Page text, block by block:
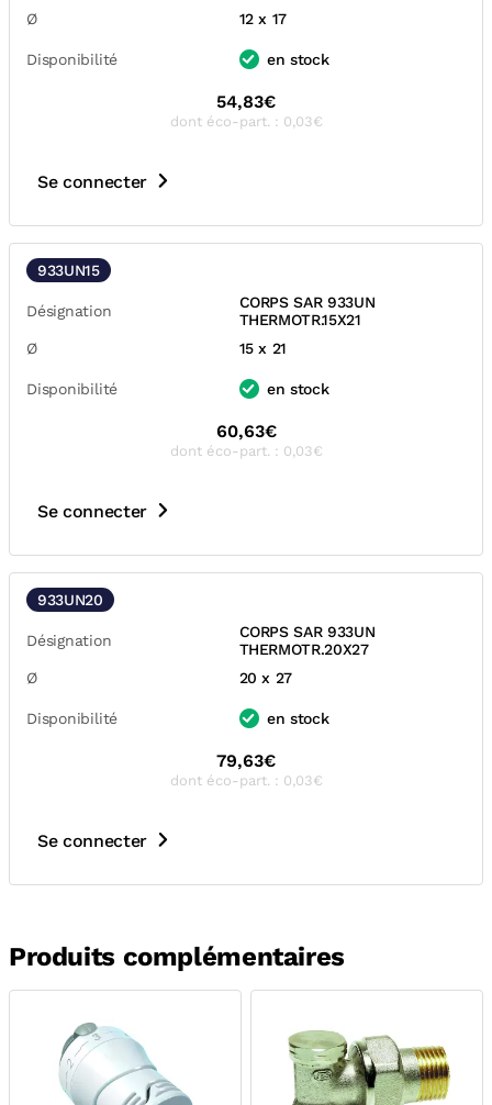
Ø
12 x 17
Disponibilité en stock
54,83€
dont éco-part. : 0,03€
Se connecter
933UN15
Désignation
CORPS SAR 933UN
THERMOTR.15X21
Ø
15 x 21
Disponibilité en stock
60,63€
dont éco-part. : 0,03€
Se connecter
933UN20
Désignation
CORPS SAR 933UN
THERMOTR.20X27
Ø
20 x 27
Disponibilité en stock
79,63€
dont éco-part. : 0,03€
Se connecter
Produits complémentaires